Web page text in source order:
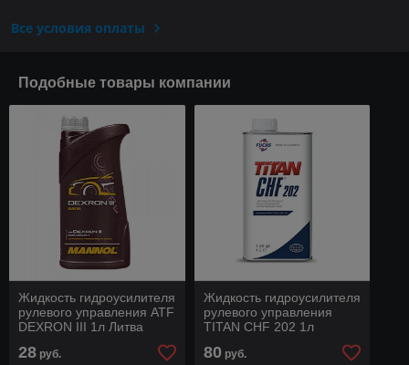
Все условия оплаты
Подобные товары компании
Жидкость гидроусилителя
рулевого управления ATF
DEXRON III 1л Литва
28 руб.
Жидкость гидроусилителя
рулевого управления
TITAN CHF 202 1л
Германия
80руб.